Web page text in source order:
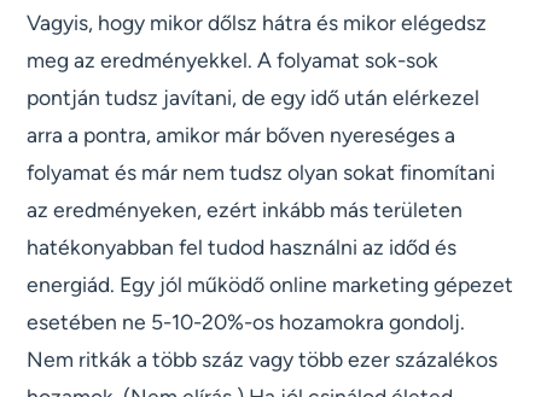
Vagyis, hogy mikor dőlsz hátra és mikor elégedsz
meg az eredményekkel. A folyamat sok-sok
pontján tudsz javítani, de egy idő után elérkezel
arra a pontra, amikor már bőven nyereséges a
folyamat és már nem tudsz olyan sokat finomítani
az eredményeken, ezért inkább más területen
hatékonyabban fel tudod használni az időd és
energiád. Egy jól működő online marketing gépezet
esetében ne 5-10-20%-os hozamokra gondolj.
Nem ritkák a több száz vagy több ezer százalékos